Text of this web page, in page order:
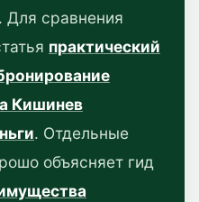
. Для сравнения
практический
Кишинев
. Отдельные
объясняет гид